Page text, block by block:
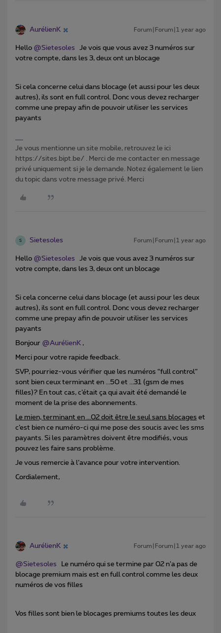
AurélienK Forum|Forum|1 year ago
Hello ​ @Sietesoles Je vois que vous avez 3 numéros sur
votre compte, dans les 3, deux ont un blocage
Si cela concerne celui dans blocage (et aussi pour les deux
autres), ils sont en full control. Donc vous devez recharger
comme une prepay afin de pouvoir utiliser les services
payants
Je vous mentionne un site mobile, retrouvez le ici
https://sites.bipt.be/ . Merci de me contacter en message
privé uniquement si je le demande. Notez également le lien
du topic dans votre message privé. Merci
S Sietesoles Forum|Forum|1 year ago
Hello ​ @Sietesoles Je vois que vous avez 3 numéros sur
votre compte, dans les 3, deux ont un blocage
Si cela concerne celui dans blocage (et aussi pour les deux
autres), ils sont en full control. Donc vous devez recharger
comme une prepay afin de pouvoir utiliser les services
payants
Bonjour ​ @AurélienK ,
Merci pour votre rapide feedback.
SVP, pourriez-vous vérifier que les numéros “full control”
sont bien ceux terminant en ...50 et ...31 (gsm de mes
filles)? En tout cas, c’était ça qui avait été demandé le
moment de la prise des abonnements.
Le mien, terminant en ...02 doit être le seul sans blocages et
c’est bien ce numéro-ci qui me pose des soucis avec les sms
payants. Si les paramètres doivent être modifiés, vous
pouvez les faire sans problème.
Je vous remercie à l’avance pour votre intervention.
Cordialement,
AurélienK Forum|Forum|1 year ago
@Sietesoles Le numéro qui se termine par 02 n’a pas de
blocage premium mais est en full control comme les deux
numéros de vos filles
Vos filles sont bien le blocages premiums toutes les deux